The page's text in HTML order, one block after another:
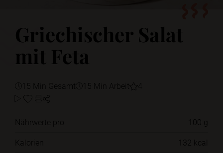
Griechischer Salat
mit Feta
15 Min Gesamt 15 Min Arbeit 4
Nährwerte pro
100 g
Kalorien
132 kcal